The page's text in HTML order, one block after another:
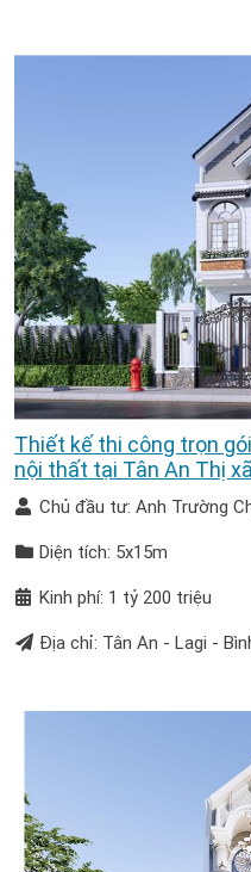
Thiết kế thi công trọn
nội thất tại Tân An Thị
Chủ đầu tư: Anh Trường
Diện tích: 5x15m
Kinh phí: 1 tỷ 200 triệu
Địa chỉ: Tân An - Lagi -